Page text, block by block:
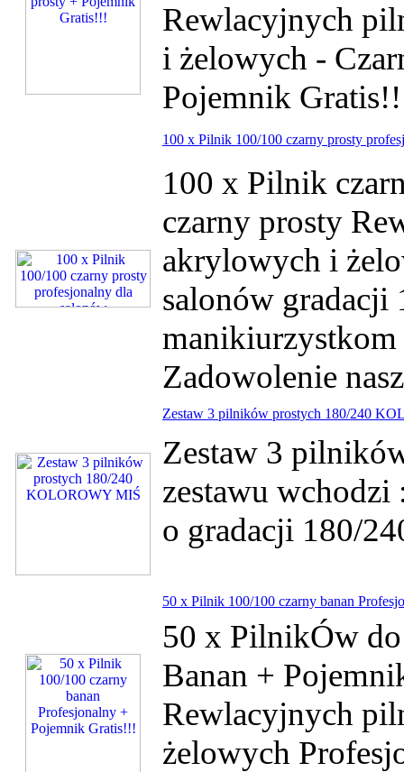
Rewlacyjnych
i żelowych -
Pojemnik
100 x Pilnik 100/100 czarny prosty
100 x Pilnik
czarny prosty
akrylowych i
salonów gradacji
manikiurzystkom
Zadowolenie
Zestaw 3 pilników prostych 180/240
Zestaw 3
zestawu
o gradacji 180/
50 x Pilnik 100/100 czarny banan
50 x PilnikÓw
Banan +
Rewlacyjnych
żelowych